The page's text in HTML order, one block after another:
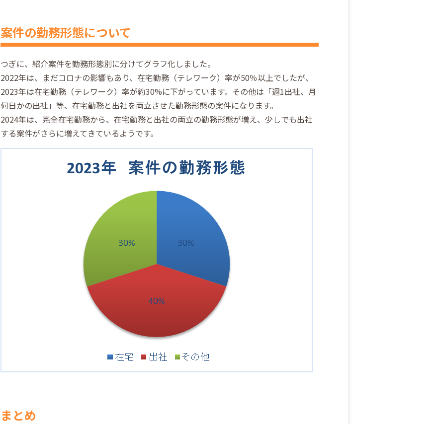
案件の勤務形態について
つぎに、紹介案件を勤務形態別に分けてグラフ化しました。
2022年は、まだコロナの影響もあり、在宅勤務（テレワーク）率が50％以上でしたが、
2023年は在宅勤務（テレワーク）率が約30%に下がっています。その他は「週1出社、月
何日かの出社」等、在宅勤務と出社を両立させた勤務形態の案件になります。
2024年は、完全在宅勤務から、在宅勤務と出社の両立の勤務形態が増え、少しでも出社
する案件がさらに増えてきているようです。
まとめ